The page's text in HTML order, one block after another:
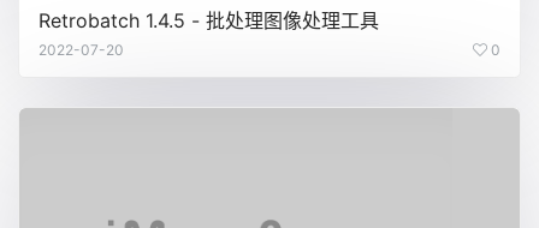
Retrobatch 1.4.5 - 批处理图像处理工具
2022-07-20 0